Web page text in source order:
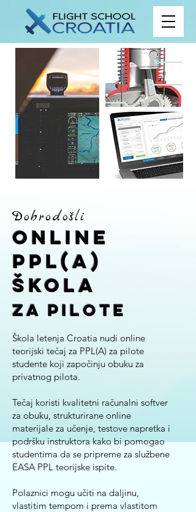
Dobrodošli
Online
PPL(A)
škola
za pilote
Škola letenja Croatia nudi online
teorijski tečaj za PPL(A) za pilote
studente koji započinju obuku za
privatnog pilota.
Tečaj koristi kvalitetni računalni softver
za obuku, strukturirane online
materijale za učenje, testove napretka i
podršku instruktora kako bi pomogao
studentima da se pripreme za službene
EASA PPL teorijske ispite.
Polaznici mogu učiti na daljinu,
vlastitim tempom i prema vlastitom